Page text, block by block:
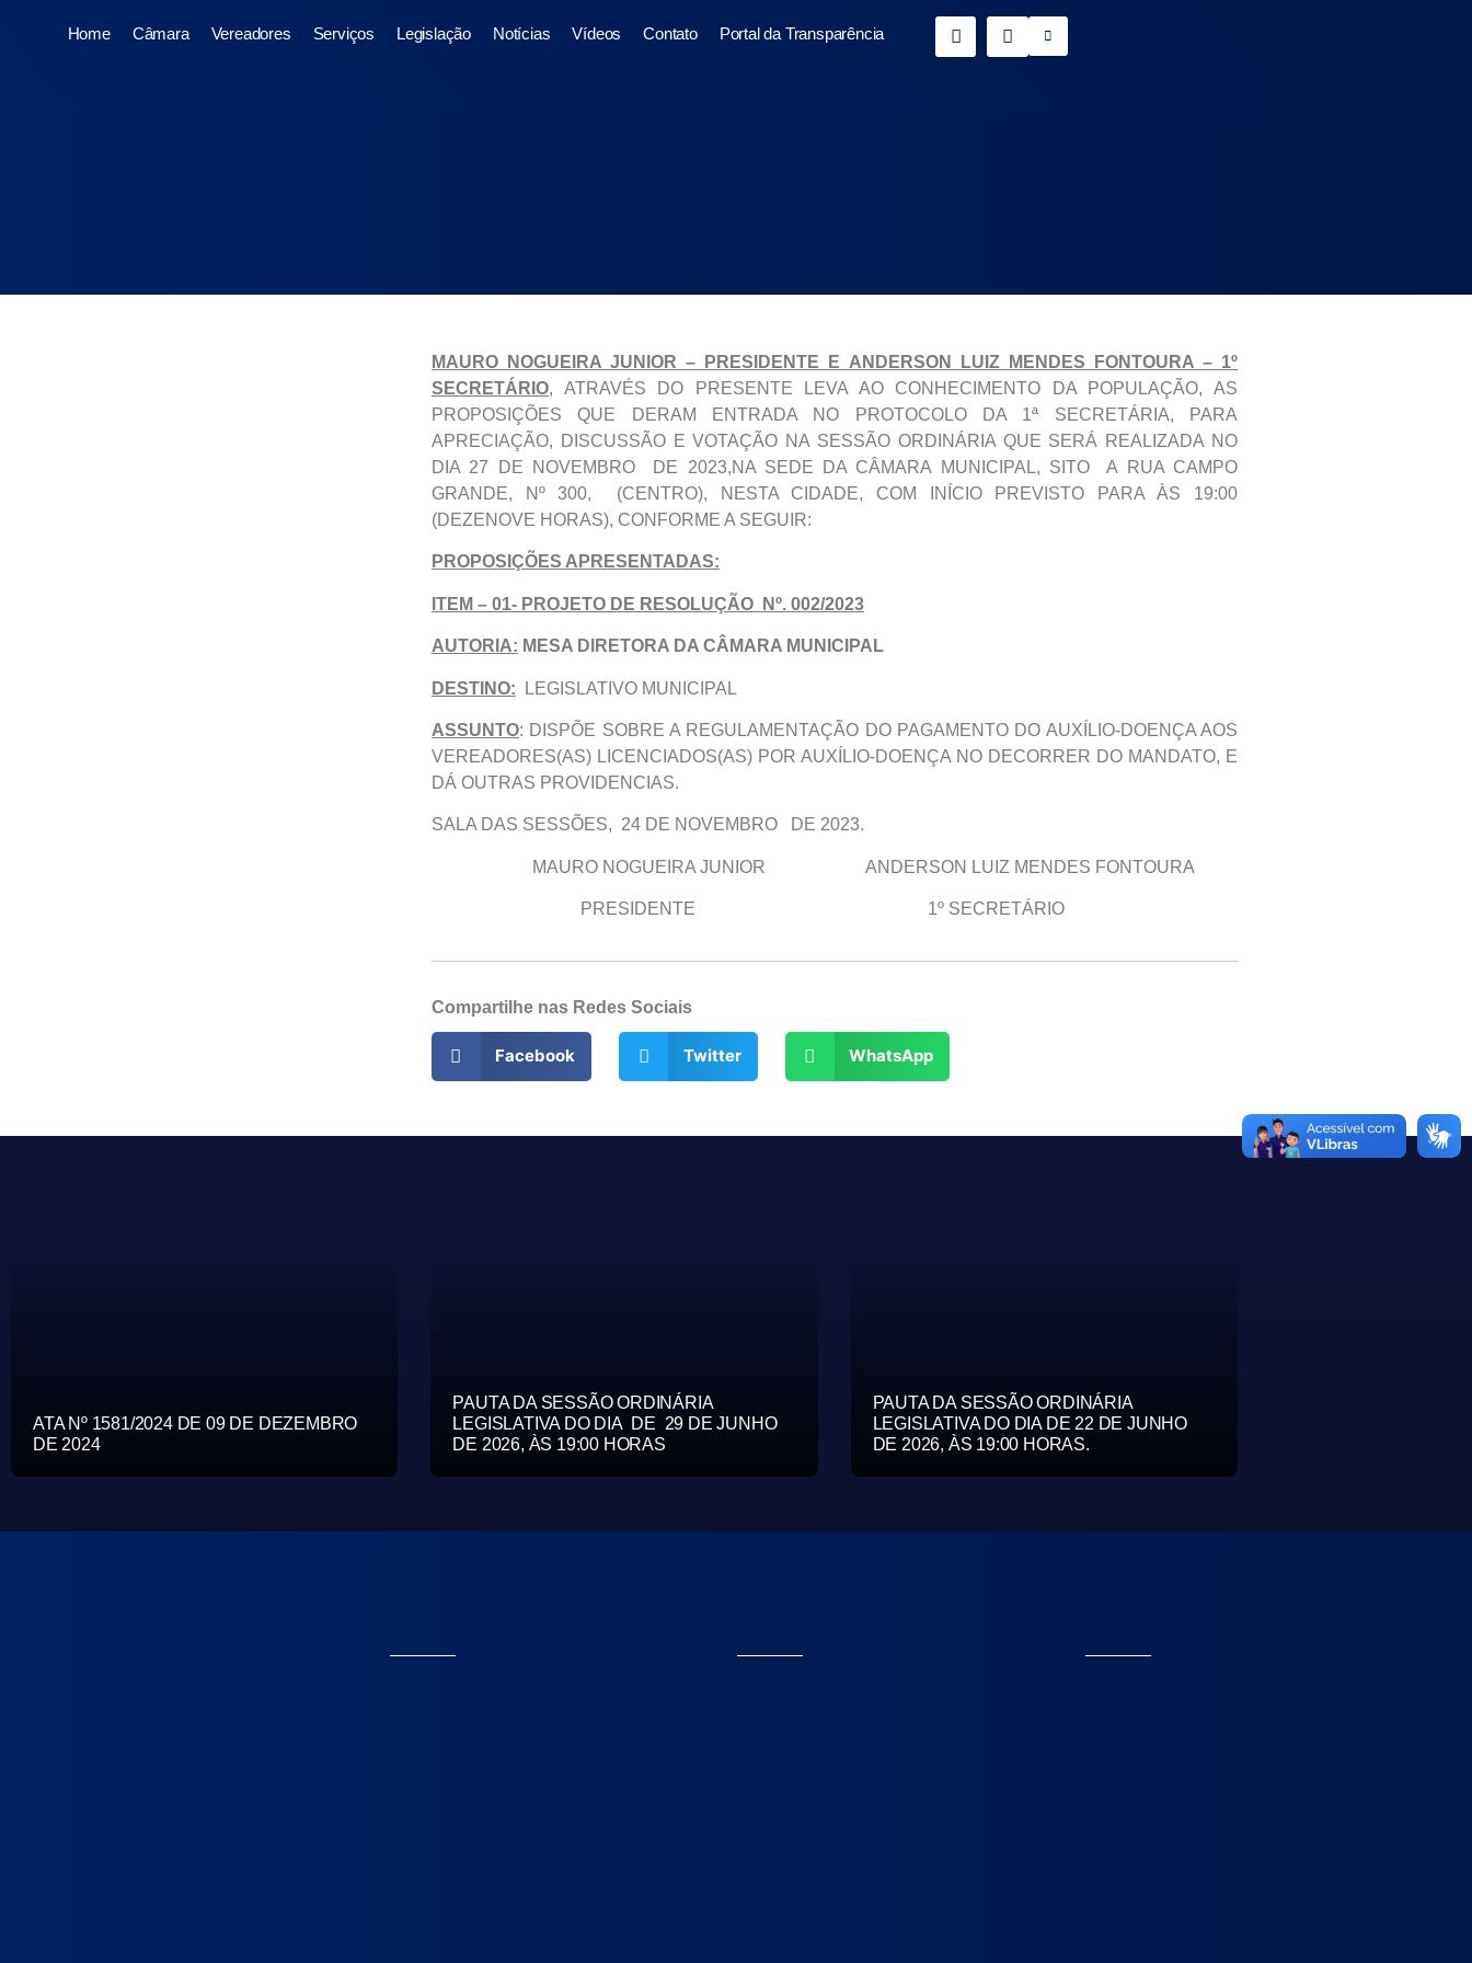
Home Câmara Vereadores Serviços Legislação Notícias Vídeos Contato Portal da Transparência
MAURO NOGUEIRA JUNIOR – PRESIDENTE E ANDERSON LUIZ MENDES FONTOURA – 1º
SECRETÁRIO, ATRAVÉS DO PRESENTE LEVA AO CONHECIMENTO DA POPULAÇÃO, AS
PROPOSIÇÕES QUE DERAM ENTRADA NO PROTOCOLO DA 1ª SECRETÁRIA, PARA
APRECIAÇÃO, DISCUSSÃO E VOTAÇÃO NA SESSÃO ORDINÁRIA QUE SERÁ REALIZADA NO
DIA 27 DE NOVEMBRO DE 2023,NA SEDE DA CÂMARA MUNICIPAL, SITO A RUA CAMPO
GRANDE, Nº 300, (CENTRO), NESTA CIDADE, COM INÍCIO PREVISTO PARA ÀS 19:00
(DEZENOVE HORAS), CONFORME A SEGUIR:
PROPOSIÇÕES APRESENTADAS:
ITEM – 01- PROJETO DE RESOLUÇÃO Nº. 002/2023
AUTORIA: MESA DIRETORA DA CÂMARA MUNICIPAL
DESTINO: LEGISLATIVO MUNICIPAL
ASSUNTO: DISPÕE SOBRE A REGULAMENTAÇÃO DO PAGAMENTO DO AUXÍLIO-DOENÇA AOS
VEREADORES(AS) LICENCIADOS(AS) POR AUXÍLIO-DOENÇA NO DECORRER DO MANDATO, E
DÁ OUTRAS PROVIDENCIAS.
SALA DAS SESSÕES, 24 DE NOVEMBRO DE 2023.
MAURO NOGUEIRA JUNIOR ANDERSON LUIZ MENDES FONTOURA
PRESIDENTE 1º SECRETÁRIO
Compartilhe nas Redes Sociais
Facebook Twitter WhatsApp
ATA Nº 1581/2024 DE 09 DE DEZEMBRO
DE 2024
PAUTA DA SESSÃO ORDINÁRIA
LEGISLATIVA DO DIA DE 29 DE JUNHO
DE 2026, ÀS 19:00 HORAS
PAUTA DA SESSÃO ORDINÁRIA
LEGISLATIVA DO DIA DE 22 DE JUNHO
DE 2026, ÀS 19:00 HORAS.